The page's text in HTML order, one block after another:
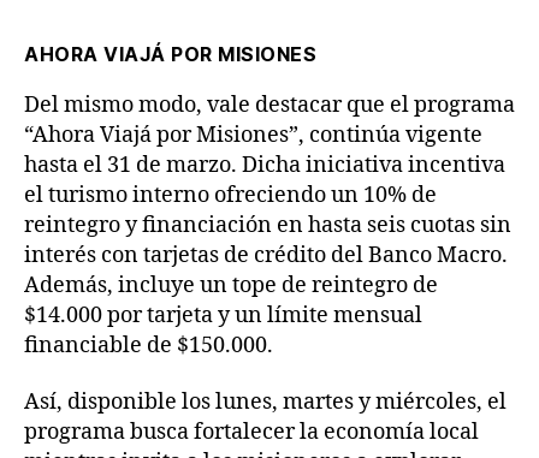
AHORA VIAJÁ POR MISIONES
Del mismo modo, vale destacar que el programa
“Ahora Viajá por Misiones”, continúa vigente
hasta el 31 de marzo. Dicha iniciativa incentiva
el turismo interno ofreciendo un 10% de
reintegro y financiación en hasta seis cuotas sin
interés con tarjetas de crédito del Banco Macro.
Además, incluye un tope de reintegro de
$14.000 por tarjeta y un límite mensual
financiable de $150.000.
Así, disponible los lunes, martes y miércoles, el
programa busca fortalecer la economía local